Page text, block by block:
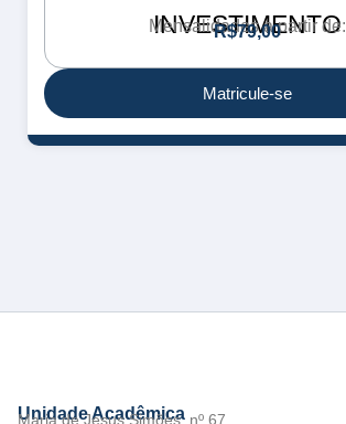
INVESTIMENTO
Mensalidades a partir de:
R$79,00
Matricule-se
Unidade Acadêmica
Maria de Jesus Simões, nº 67